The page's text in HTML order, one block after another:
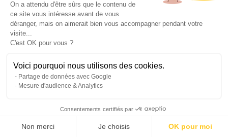
Voici nos recommandations :
S’il y a de nouveaux un codes promos, faire une
On a attendu d'être sûrs que le contenu de
ce site vous intéresse avant de vous
déranger, mais on aimerait bien vous accompagner pendant votre
visite...
C'est OK pour vous ?
Voici pourquoi nous utilisons des cookies.
Partage de données avec Google
Mesure d'audience & Analytics
Consentements certifiés par
Non merci Je choisis OK pour moi